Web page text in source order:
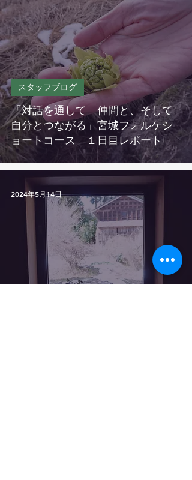
「対話を通して 仲間と、そして
自分とつながる」宮城フォルケシ
ョートコース １日目レポート
スタッフブログ
2024年5月14日